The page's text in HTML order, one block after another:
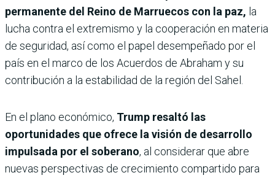
permanente del Reino de Marruecos con la paz, la
lucha contra el extremismo y la cooperación en materia
de seguridad, así como el papel desempeñado por el
país en el marco de los Acuerdos de Abraham y su
contribución a la estabilidad de la región del Sahel.
En el plano económico, Trump resaltó las
oportunidades que ofrece la visión de desarrollo
impulsada por el soberano, al considerar que abre
nuevas perspectivas de crecimiento compartido para